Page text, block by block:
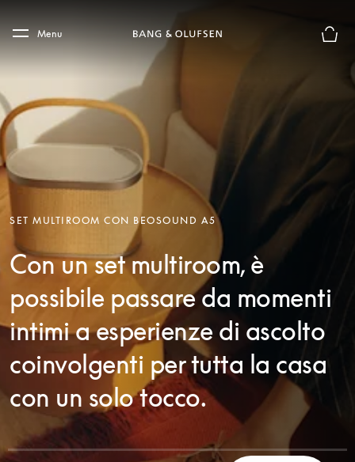
Skip to main footer
Menu
SET MULTIROOM CON BEOSOUND A5
Con un set multiroom, è
possibile passare da momenti
intimi a esperienze di ascolto
coinvolgenti per tutta la casa
con un solo tocco.